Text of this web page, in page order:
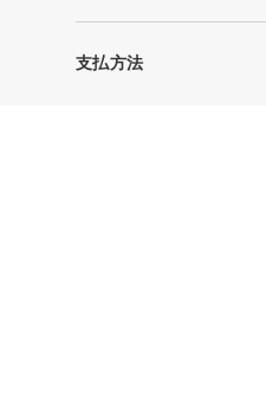
支払方法